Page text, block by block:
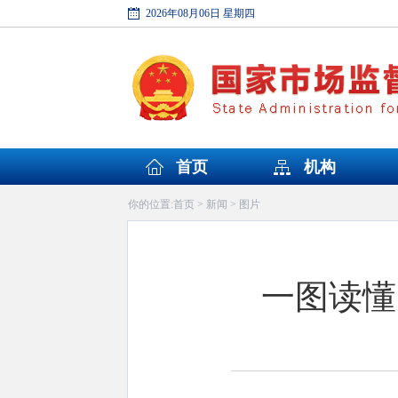
2026年08月06日 星期四
首页 机构
你的位置:首页> 新闻 > 图片
一图读